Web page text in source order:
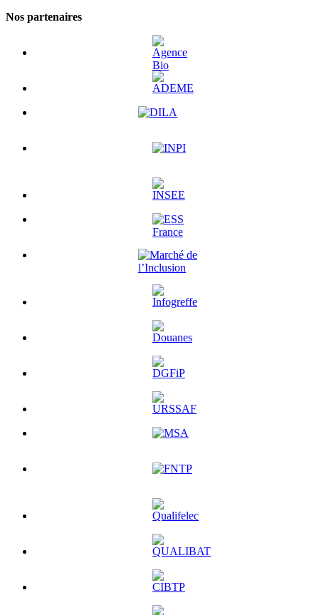
Nos partenaires